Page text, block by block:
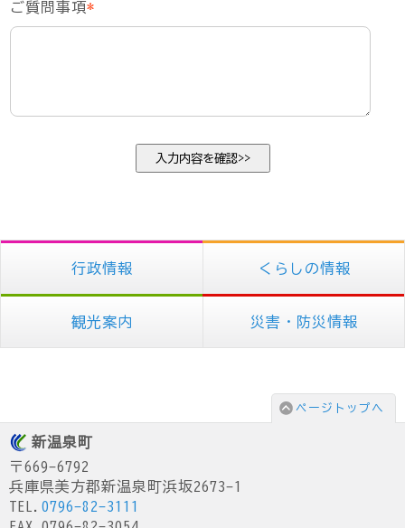
ご質問事項*
行政情報 くらしの情報
観光案内 災害・防災情報
ページトップへ
新温泉町
〒669-6792
兵庫県美方郡新温泉町浜坂2673-1
TEL. 0796-82-3111